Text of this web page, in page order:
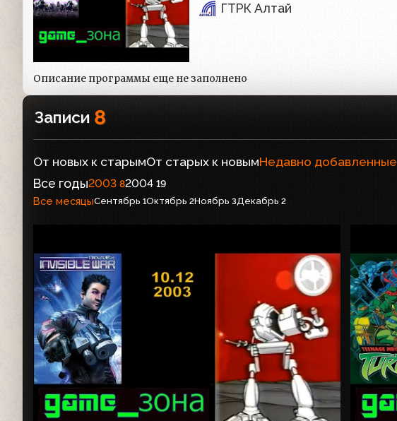
ГТРК Алтай
Описание программы еще не заполнено
Записи 8
От новых к старымОт старых к новымНедавно добавленные
Все годы2003 82004 19
Все месяцыСентябрь 1Октябрь 2Ноябрь 3Декабрь 2